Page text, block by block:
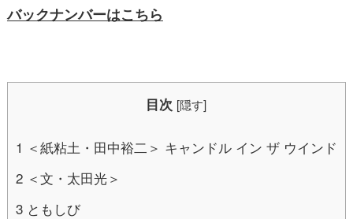
バックナンバーはこちら
目次 [隠す]
1 ＜紙粘土・田中裕二＞ キャンドル イン ザ ウインド
2＜文・太田光＞
3ともしび